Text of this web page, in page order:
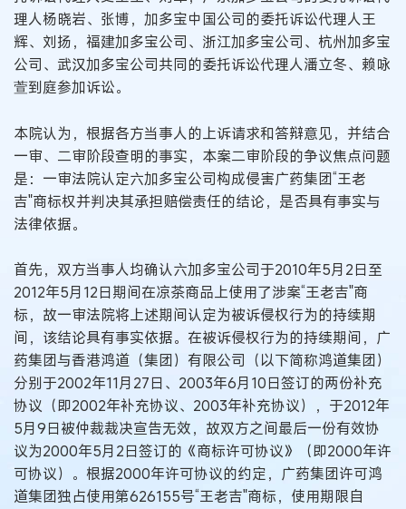
理人杨晓岩、张博，加多宝中国公司的委托诉讼代理人王
辉、刘扬，福建加多宝公司、浙江加多宝公司、杭州加多宝
公司、武汉加多宝公司共同的委托诉讼代理人潘立冬、赖咏
萱到庭参加诉讼。
本院认为，根据各方当事人的上诉请求和答辩意见，并结合
一审、二审阶段查明的事实，本案二审阶段的争议焦点问题
是：一审法院认定六加多宝公司构成侵害广药集团“王老
吉"商标权并判决其承担赔偿责任的结论，是否具有事实与
法律依据。
首先，双方当事人均确认六加多宝公司于2010年5月2日至
2012年5月12日期间在凉茶商品上使用了涉案“王老吉"商
标，故一审法院将上述期间认定为被诉侵权行为的持续期
间，该结论具有事实依据。在被诉侵权行为的持续期间，广
药集团与香港鸿道（集团）有限公司（以下简称鸿道集团）
分别于2002年11月27日、2003年6月10日签订的两份补充
协议（即2002年补充协议、2003年补充协议），于2012年
5月9日被仲裁裁决宣告无效，故双方之间最后一份有效协
议为2000年5月2日签订的《商标许可协议》（即2000年许
可协议）。根据2000年许可协议的约定，广药集团许可鸿
道集团独占使用第626155号“王老吉"商标，使用期限自